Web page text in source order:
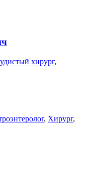
хирург,
, Хирург,